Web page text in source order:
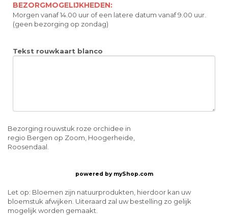
BEZORGMOGELIJKHEDEN:
Morgen vanaf 14.00 uur of een latere datum vanaf 9.00 uur.
(geen bezorging op zondag)
Tekst rouwkaart blanco
Bezorging rouwstuk roze orchidee in
regio Bergen op Zoom, Hoogerheide,
Roosendaal.
powered by myShop.com
Let op: Bloemen zijn natuurprodukten, hierdoor kan uw
bloemstuk afwijken. Uiteraard zal uw bestelling zo gelijk
mogelijk worden gemaakt.